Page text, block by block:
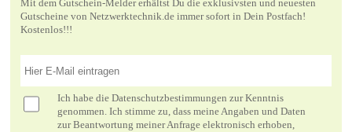
Mit dem Gutschein-Melder erhältst Du die exklusivsten und neuesten
Gutscheine von Netzwerktechnik.de immer sofort in Dein Postfach!
Kostenlos!!!
Ich habe die Datenschutzbestimmungen zur Kenntnis
genommen. Ich stimme zu, dass meine Angaben und Daten
zur Beantwortung meiner Anfrage elektronisch erhoben,